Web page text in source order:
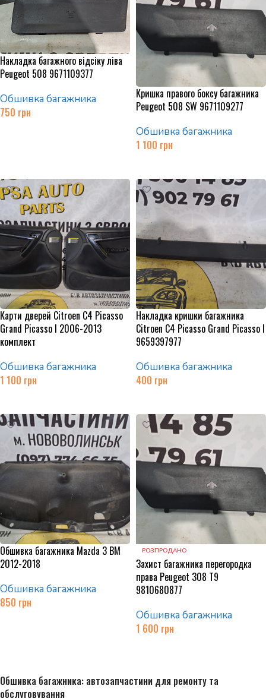
Накладка багажного відсіку ліва
Peugeot 508 9671109377
Обшивка багажника
750 грн
Кришка правого боксу багажника
Peugeot 508 SW 9671109277
Обшивка багажника
1 100 грн
Карти дверей Citroen C4 Picasso
Grand Picasso I 2006-2013
комплект
Обшивка багажника
1 100 грн
Накладка кришки багажника
Citroen C4 Picasso Grand Picasso I
9659397977
Обшивка багажника
400 грн
Обшивка багажника Mazda 3 BM
2012-2018
Обшивка багажника
850 грн
РОЗПРОДАНО
Захист багажника перегородка
права Peugeot 308 T9
9810680877
Обшивка багажника
1 600 грн
Обшивка багажника: автозапчастини для ремонту та
обслуговування